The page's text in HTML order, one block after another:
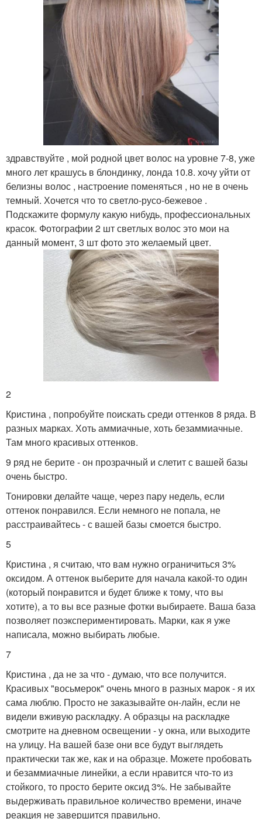
здравствуйте , мой родной цвет волос на уровне 7-8, уже
много лет крашусь в блондинку, лонда 10.8. хочу уйти от
белизны волос , настроение поменяться , но не в очень
темный. Хочется что то светло-русо-бежевое .
Подскажите формулу какую нибудь, профессиональных
красок. Фотографии 2 шт светлых волос это мои на
данный момент, 3 шт фото это желаемый цвет.
2
Кристина , попробуйте поискать среди оттенков 8 ряда. В
разных марках. Хоть аммиачные, хоть безаммиачные.
Там много красивых оттенков.
9 ряд не берите - он прозрачный и слетит с вашей базы
очень быстро.
Тонировки делайте чаще, через пару недель, если
оттенок понравился. Если немного не попала, не
расстраивайтесь - с вашей базы смоется быстро.
5
Кристина , я считаю, что вам нужно ограничиться 3%
оксидом. А оттенок выберите для начала какой-то один
(который понравится и будет ближе к тому, что вы
хотите), а то вы все разные фотки выбираете. Ваша база
позволяет поэкспериментировать. Марки, как я уже
написала, можно выбирать любые.
7
Кристина , да не за что - думаю, что все получится.
Красивых "восьмерок" очень много в разных марок - я их
сама люблю. Просто не заказывайте он-лайн, если не
видели вживую раскладку. А образцы на раскладке
смотрите на дневном освещении - у окна, или выходите
на улицу. На вашей базе они все будут выглядеть
практически так же, как и на образце. Можете пробовать
и безаммиачные линейки, а если нравится что-то из
стойкого, то просто берите оксид 3%. Не забывайте
выдерживать правильное количество времени, иначе
реакция не завершится правильно.